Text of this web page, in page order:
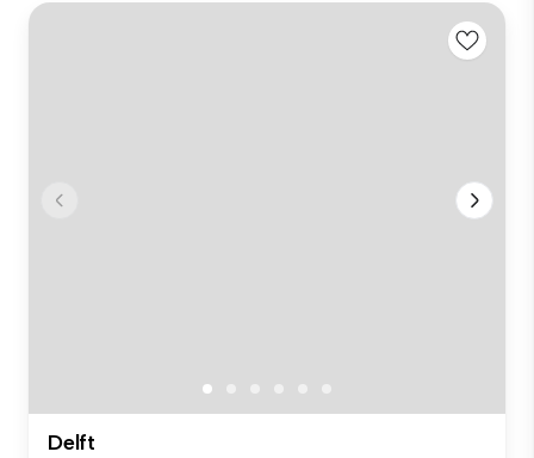
Delft